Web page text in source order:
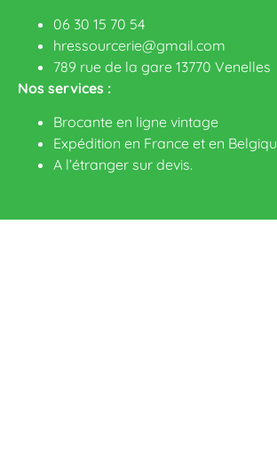
06 30 15 70 54
hressourcerie@gmail.com
789 rue de la gare 13770 Venelles
Nos services :
Brocante en ligne vintage
Expédition en France et en
A l’étranger sur devis.